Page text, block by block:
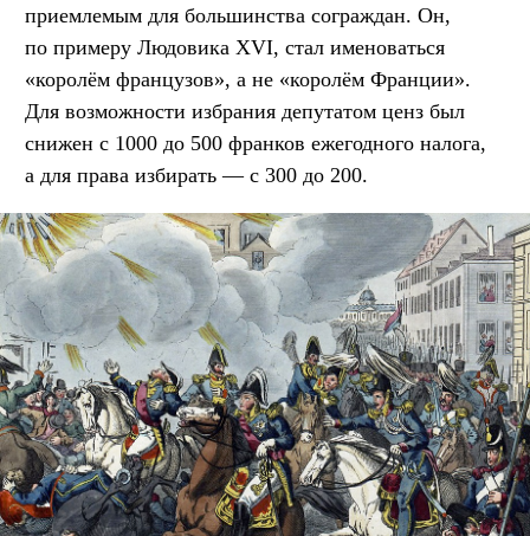
приемлемым для большинства сограждан. Он,
по примеру Людовика XVI, стал именоваться
«королём французов», а не «королём Франции».
Для возможности избрания депутатом ценз был
снижен с 1000 до 500 франков ежегодного налога,
а для права избирать — с 300 до 200.